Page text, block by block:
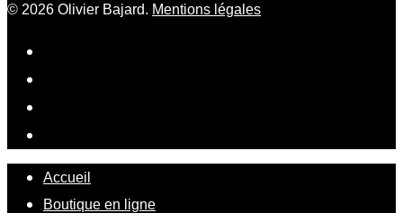
© 2026 Olivier Bajard. Mentions légales
Accueil
Boutique en ligne